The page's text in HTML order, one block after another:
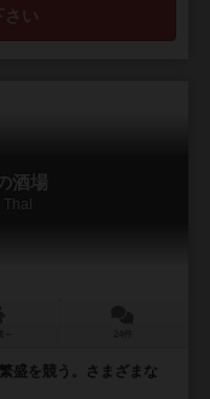
さい
酒場
盛を競う。さまざまな